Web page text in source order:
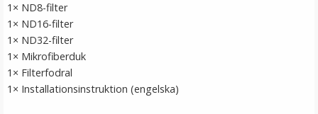
Jupio kamerabatteri 850mAh för Pentax DLi-92/LB-
1× ND8-filter
1× ND16-filter
1× ND32-filter
1× Mikrofiberduk
1× Filterfodral
1× Installationsinstruktion (engelska)